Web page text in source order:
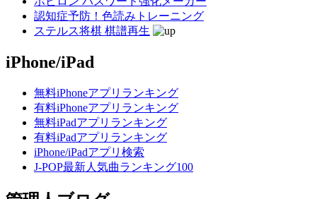
認知症予防！色読みトレーニング
ステルス将棋 棋譜再生
iPhone/iPad
無料iPhoneアプリランキング
有料iPhoneアプリランキング
無料iPadアプリランキング
有料iPadアプリランキング
iPhone/iPadアプリ検索
J-POP最新人気曲ランキング100